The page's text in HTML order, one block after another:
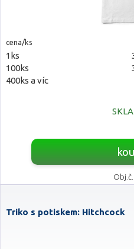
cena/ks
1ks
100ks
400ks a víc
Triko s potiskem: Hitchcock